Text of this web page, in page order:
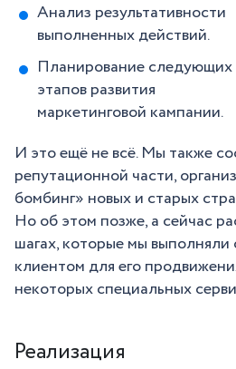
Анализ результативности
выполненных действий.
Планирование следующих
этапов развития
маркетинговой кампании.
И это ещё не всё. Мы также
репутационной части,
бомбинг» новых и старых
Но об этом позже, а сейчас
шагах, которые мы выполняли
клиентом для его
некоторых специальных
Реализация